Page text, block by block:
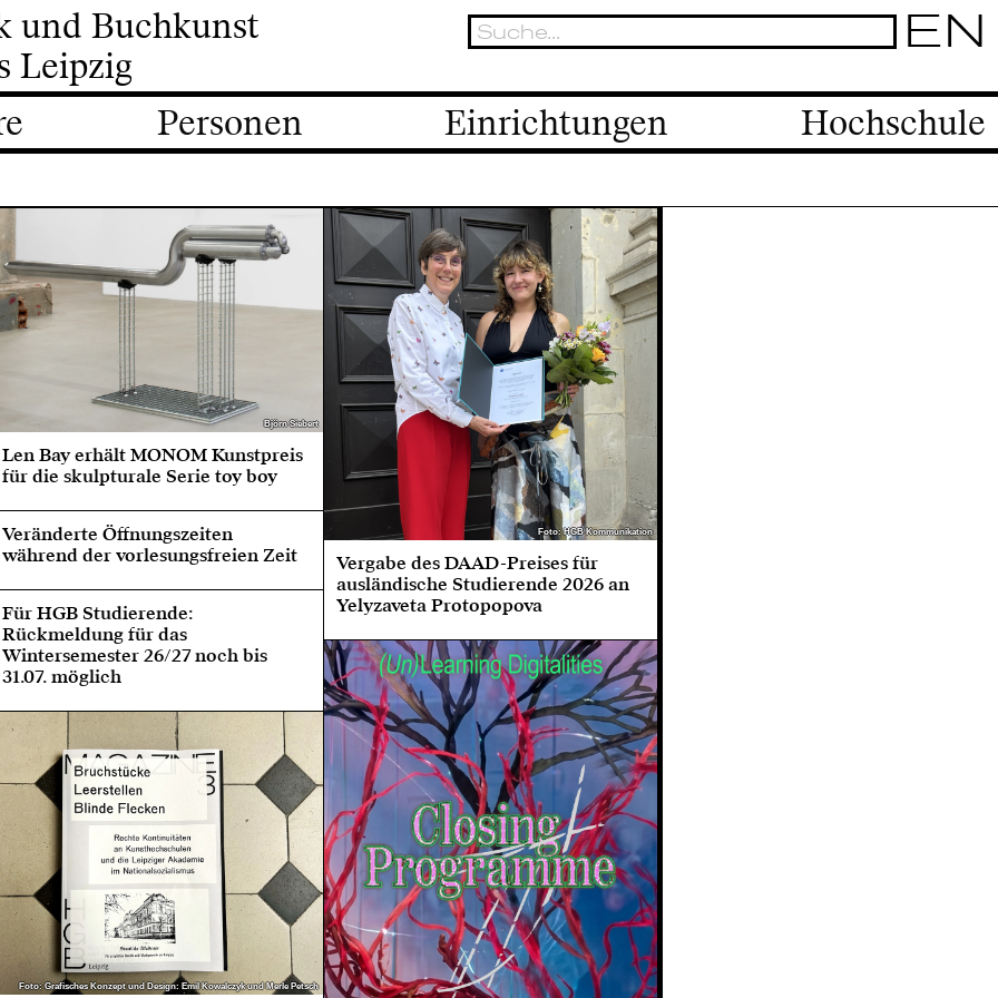
und Buchkunst
Leipzig
EN
Personen Einrichtungen
Hochschule
Björn Siebert
Björn Siebert
Len Bay erhält MONOM Kunstpreis
für die skulpturale Serie toy boy
Foto: HGB Kommunikation
Foto: HGB Kommunikation
Vergabe des DAAD-Preises für
ausländische Studierende 2026 an
Yelyzaveta Protopopova
Veränderte Öffnungszeiten
während der vorlesungsfreien Zeit
Für HGB Studierende:
Rückmeldung für das
Wintersemester 26/27 noch bis
31.07. möglich
Foto: Grafisches Konzept und Design: Emil Kowalczyk und Merle Petsch
Foto: Grafisches Konzept und Design: Emil Kowalczyk und Merle Petsch